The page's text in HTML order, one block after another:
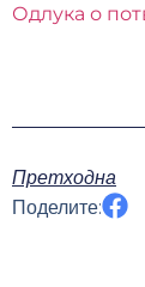
Одлука о
Претходна
Поделите: